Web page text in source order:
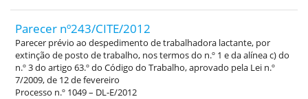
Parecer nº243/CITE/2012
Parecer prévio ao despedimento de trabalhadora lactante, por
extinção de posto de trabalho, nos termos do n.º 1 e da alínea c) do
n.º 3 do artigo 63.º do Código do Trabalho, aprovado pela Lei n.º
7/2009, de 12 de fevereiro
Processo n.º 1049 – DL-E/2012